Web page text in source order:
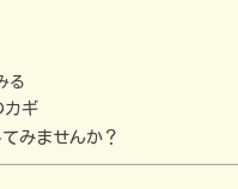
る
カギ
みませんか？